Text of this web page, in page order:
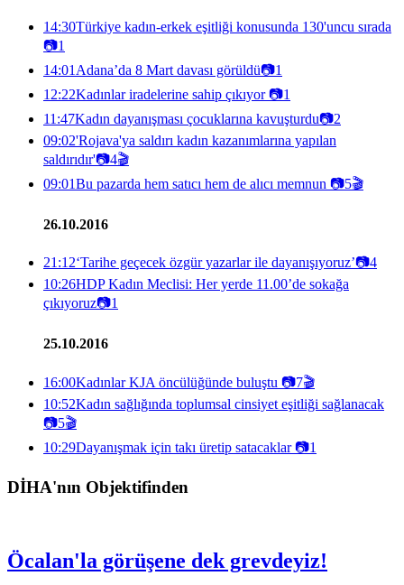
14:30Türkiye kadın-erkek eşitliği konusunda 130'uncu sırada
📷1
14:01 Adana’da 8 Mart davası görüldü📷1
12:22Kadınlar iradelerine sahip çıkıyor📷1
11:47Kadın dayanışması çocuklarına kavuşturdu📷2
09:02'Rojava'ya saldırı kadın kazanımlarına yapılan
saldırıdır'📷4🎬
09:01Bu pazarda hem satıcı hem de alıcı memnun 📷5🎬
26.10.2016
21:12‘Tarihe geçecek özgür yazarlar ile dayanışıyoruz’📷4
10:26HDP Kadın Meclisi: Her yerde 11.00’de sokağa
çıkıyoruz📷1
25.10.2016
16:00Kadınlar KJA öncülüğünde buluştu 📷7🎬
10:52Kadın sağlığında toplumsal cinsiyet eşitliği sağlanacak
📷5🎬
10:29Dayanışmak için takı üretip satacaklar📷1
DİHA'nın Objektifinden
Öcalan'la görüşene dek grevdeyiz!